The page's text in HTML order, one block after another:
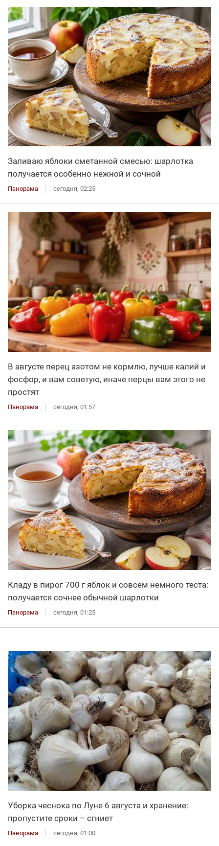
Заливаю яблоки сметанной смесью: шарлотка
получается особенно нежной и сочной
Панорама сегодня, 02:25
В августе перец азотом не кормлю, лучше калий и
фосфор, и вам советую, иначе перцы вам этого не
простят
Панорама сегодня, 01:57
Кладу в пирог 700 г яблок и совсем немного теста:
получается сочнее обычной шарлотки
Панорама сегодня, 01:25
Уборка чеснока по Луне 6 августа и хранение:
пропустите сроки – сгниет
Панорама сегодня, 01:00